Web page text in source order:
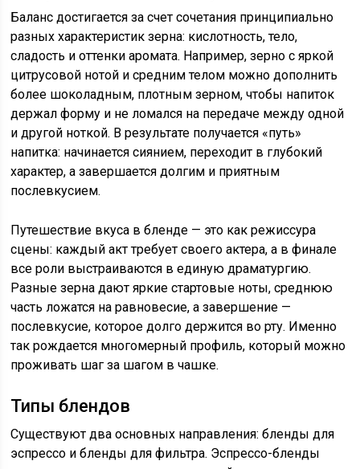
Баланс достигается за счет сочетания принципиально
разных характеристик зерна: кислотность, тело,
сладость и оттенки аромата. Например, зерно с яркой
цитрусовой нотой и средним телом можно дополнить
более шоколадным, плотным зерном, чтобы напиток
держал форму и не ломался на передаче между одной
и другой ноткой. В результате получается «путь»
напитка: начинается сиянием, переходит в глубокий
характер, а завершается долгим и приятным
послевкусием.
Путешествие вкуса в бленде — это как режиссура
сцены: каждый акт требует своего актера, а в финале
все роли выстраиваются в единую драматургию.
Разные зерна дают яркие стартовые ноты, среднюю
часть ложатся на равновесие, а завершение —
послевкусие, которое долго держится во рту. Именно
так рождается многомерный профиль, который можно
проживать шаг за шагом в чашке.
Типы блендов
Существуют два основных направления: бленды для
эспрессо и бленды для фильтра. Эспрессо-бленды